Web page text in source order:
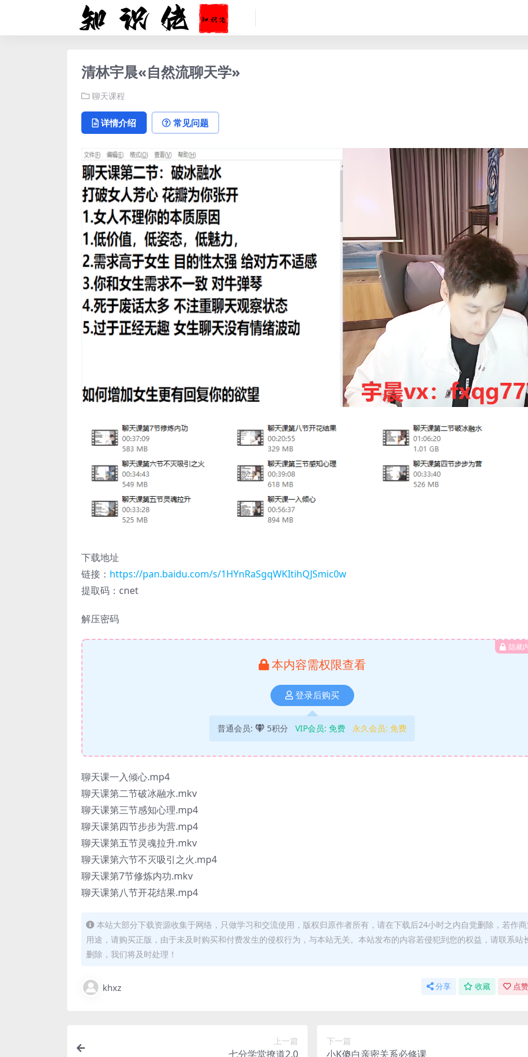
清林宇晨«自然流聊天学»
聊天课程
详情介绍 常见问题
下载地址
链接： https://pan.baidu.com/s/1HYnRaSgqWKItihQJSmic0w
提取码：cnet
解压密码
隐藏
本内容需权限查看
登录后购买
普通会员: 5积分 VIP会员: 免费 永久会员: 免费
聊天课一入倾心.mp4
聊天课第二节破冰融水.mkv
聊天课第三节感知心理.mp4
聊天课第四节步步为营.mp4
聊天课第五节灵魂拉升.mkv
聊天课第六节不灭吸引之火.mp4
聊天课第7节修炼内功.mkv
聊天课第八节开花结果.mp4
本站大部分下载资源收集于网络，只做学习和交流使用，版权归原作者所有，请在下载后24小时之内自觉删除，若作
用途，请购买正版，由于未及时购买和付费发生的侵权行为，与本站无关。本站发布的内容若侵犯到您的权益，请联系站
删除，我们将及时处理！
khxz 分享 收藏 点
上一篇
七分学堂撩道2.0
下一篇
小K傻白亲密关系必修课